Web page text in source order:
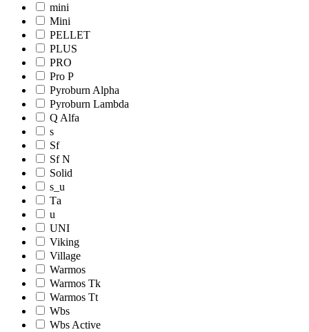
mini
Mini
PELLET
PLUS
PRO
Pro Р
Pyroburn Alpha
Pyroburn Lambda
Q Alfa
s
Sf
Sf N
Solid
s_u
Tа
u
UNI
Viking
Village
Warmos
Warmos Tk
Warmos Tt
Wbs
Wbs Active